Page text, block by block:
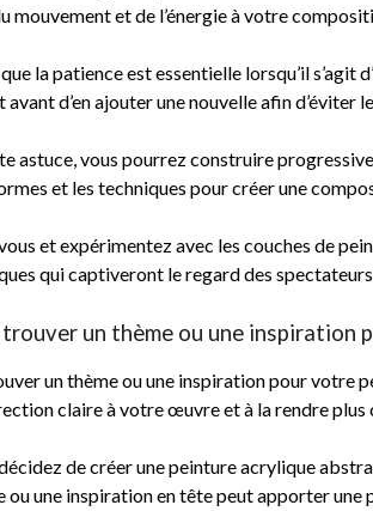
mouvement et de l’énergie à votre
la patience est essentielle lorsqu’il
d’en ajouter une nouvelle afin d’éviter
astuce, vous pourrez construire
et les techniques pour créer une
et expérimentez avec les couches de
qui captiveront le regard des
trouver un thème ou une
un thème ou une inspiration pour votre
claire à votre œuvre et à la rendre plus
de créer une peinture acrylique
ou une inspiration en tête peut apporter